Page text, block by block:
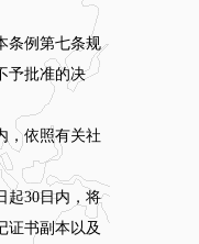
条例第七条规
予批准的决
，依照有关社
30日内，将
证书副本以及